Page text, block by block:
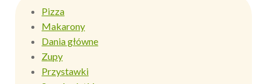
Pizza
Makarony
Dania główne
Zupy
Przystawki